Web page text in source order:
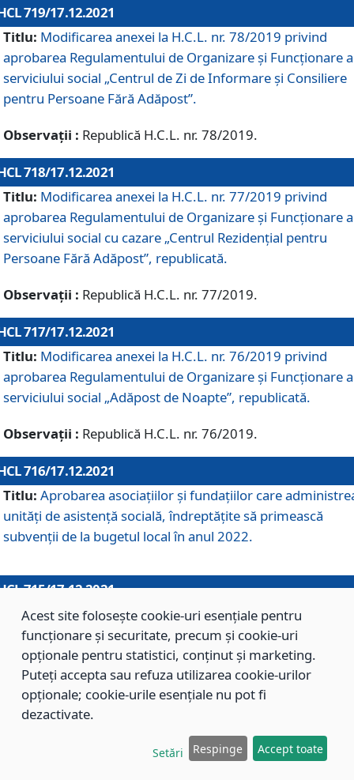
719/17.12.2021
Titlu: Modificarea anexei la H.C.L. nr. 78/2019 privind
aprobarea Regulamentului de Organizare și Funcționare
serviciului social „Centrul de Zi de Informare şi Consiliere
pentru Persoane Fără Adăpost”.
Observații : Republică H.C.L. nr. 78/2019.
718/17.12.2021
Titlu: Modificarea anexei la H.C.L. nr. 77/2019 privind
aprobarea Regulamentului de Organizare și Funcționare
serviciului social cu cazare „Centrul Rezidențial pentru
Persoane Fără Adăpost”, republicată.
Observații : Republică H.C.L. nr. 77/2019.
717/17.12.2021
Titlu: Modificarea anexei la H.C.L. nr. 76/2019 privind
aprobarea Regulamentului de Organizare şi Funcționare
serviciului social „Adăpost de Noapte”, republicată.
Observații : Republică H.C.L. nr. 76/2019.
716/17.12.2021
Titlu: Aprobarea asociaţiilor şi fundaţiilor care
unităţi de asistenţă socială, îndreptăţite să primească
subvenţii de la bugetul local în anul 2022.
715/17.12.2021
Titlu: Aprobarea Planului de acţiuni sau lucrări de interes
local pentru anul 2022.
714/17.12.2021
Titlu: Modificarea Anexei la H.C.L. nr. 709/2020 privind
aprobarea Regulamentului de Organizare şi Funcţionare
Direcţiei de Asistenţă Socială Braşov.
Acest site folosește cookie-uri esențiale pentru
funcționare și securitate, precum și cookie-uri
opționale pentru statistici, conținut și marketing.
Puteți accepta sau refuza utilizarea cookie-urilor
opționale; cookie-urile esențiale nu pot fi
dezactivate.
Setări Respinge Accept toate